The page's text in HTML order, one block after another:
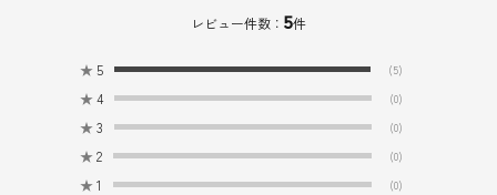
レビュー件数： 5件
★ 5 (5)
★ 4 (0)
★ 3 (0)
★ 2 (0)
★ 1 (0)